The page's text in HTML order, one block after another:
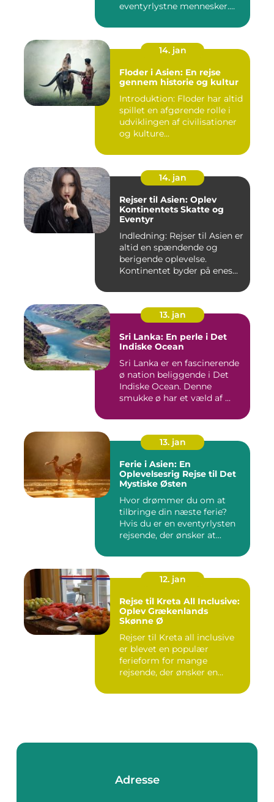
eventyrlystne mennesker.
14. jan
Floder i Asien: En rejse
gennem historie og kultur
Introduktion: Floder har altid
spillet en afgørende rolle i
udviklingen af civilisationer
og kulture...
14. jan
Rejser til Asien: Oplev
Kontinentets Skatte og
Eventyr
Indledning: Rejser til Asien er
altid en spændende og
berigende oplevelse.
Kontinentet byder på enes...
13. jan
Sri Lanka: En perle i Det
Indiske Ocean
Sri Lanka er en fascinerende
ø nation beliggende i Det
Indiske Ocean. Denne
smukke ø har et væld af ...
13. jan
Ferie i Asien: En
Oplevelsesrig Rejse til Det
Mystiske Østen
Hvor drømmer du om at
tilbringe din næste ferie?
Hvis du er en eventyrlysten
rejsende, der ønsker at...
12. jan
Rejse til Kreta All Inclusive:
Oplev Grækenlands
Skønne Ø
Rejser til Kreta all inclusive
er blevet en populær
ferieform for mange
rejsende, der ønsker en
Adresse